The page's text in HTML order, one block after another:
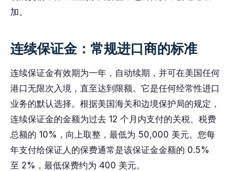
加。
连续保证金：常规进口商的标准
连续保证金有效期为一年，自动续期，并可在美国任何
港口无限次入境，直至达到限额。它是任何经常性进口
业务的默认选择。根据美国海关和边境保护局的规定，
连续保证金的金额为过去 12 个月内支付的关税、税费
总额的 10%，向上取整，最低为 50,000 美元。您每
年支付给保证人的保费通常是该保证金金额的 0.5%
至 2%，最低保费约为 400 美元。